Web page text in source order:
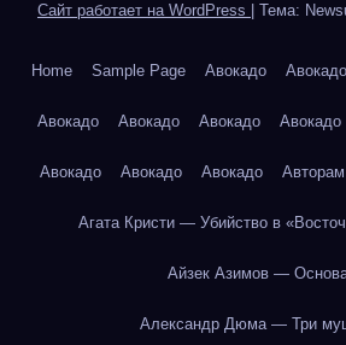
Сайт работает на WordPress Тема:
Home Sample Page Авокадо Авокадо
Авокадо Авокадо Авокадо Авокадо
Авокадо Авокадо Авокадо
Агата Кристи — Убийство в
Айзек Азимов —
Александр Дюма — Три